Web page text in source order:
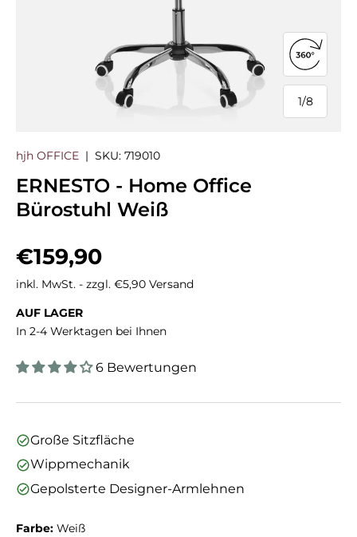
1/
von
8
360°-
hjh OFFICE | SKU: 719010
ERNESTO - Home Office
Bürostuhl Weiß
Normaler Preis
€159,90
inkl. MwSt. - zzgl. €5,90 Versand
AUF LAGER
In 2-4 Werktagen bei Ihnen
6 Bewertungen
Große Sitzfläche
Wippmechanik
Gepolsterte Designer-Armlehnen
Farbe: Weiß